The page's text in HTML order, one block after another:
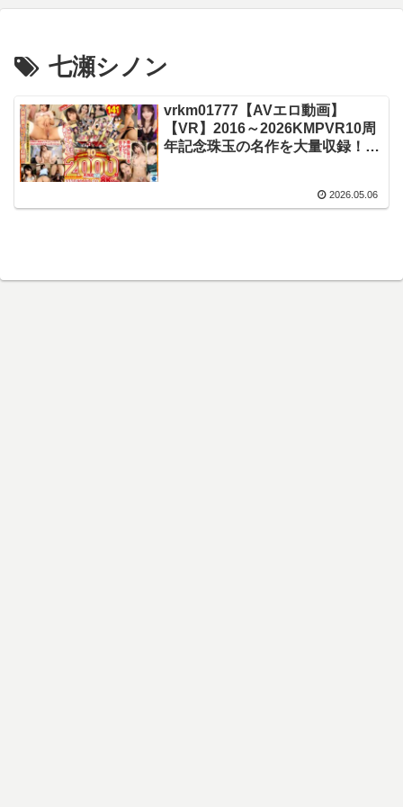
七瀬シノン
vrkm01777【AVエロ動画】
【VR】2016～2026KMPVR10周
年記念珠玉の名作を大量収録！！
2026.05.06